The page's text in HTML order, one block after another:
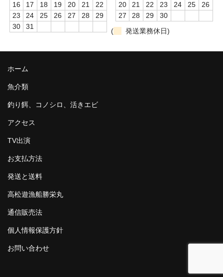
16
17 18 19 20 21
22
23
24 25 26 27 28
29
30
31
20
21 22 23 24 25
26
27
28 29
30
(
発送業務休日)
ホーム
魚介類
釣り餌、コノシロ、活きエビ
アクセス
TV出演
お支払方法
発送と送料
高松遊漁船勝栄丸
通信販売法
個人情報保護方針
お問い合わせ